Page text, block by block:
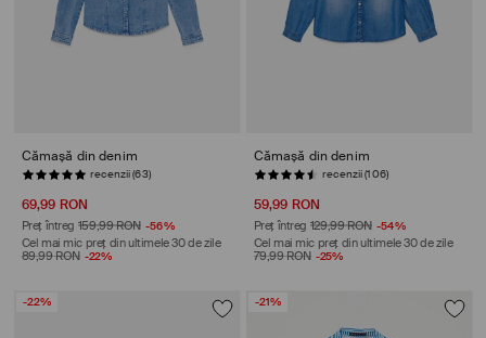
Cămașă din denim
STOC REDUS
69,99 RON
Preț întreg 159,99 RON -56%
Cel mai mic preț din ultimele 30 de zile
89,99 RON -22%
Cămașă din denim
STOC REDUS
59,99 RON
Preț întreg 129,99 RON -54%
Cel mai mic preț din ultimele 30 de zile
79,99 RON -25%
-22% -21%